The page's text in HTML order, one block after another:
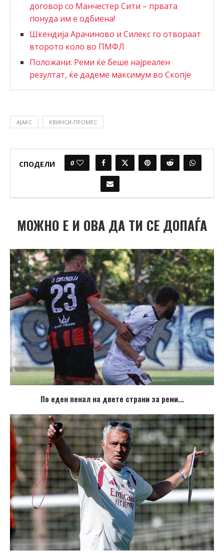
договор со Манчестер Сити – првата
понуда им е одбиена!
Шкендија Арачиново и Силекс го отвораат
второто коло во ПМФЛ
Положани: Реми ќе беше најреален
резултат, ќе дадеме максимум во Скопје
АЈАКС КВИНСИ-ПРОМЕС
СПОДЕЛИ 0
МОЖНО Е И ОВА ДА ТИ СЕ ДОПАЃА
По еден пенал на двете страни за реми...